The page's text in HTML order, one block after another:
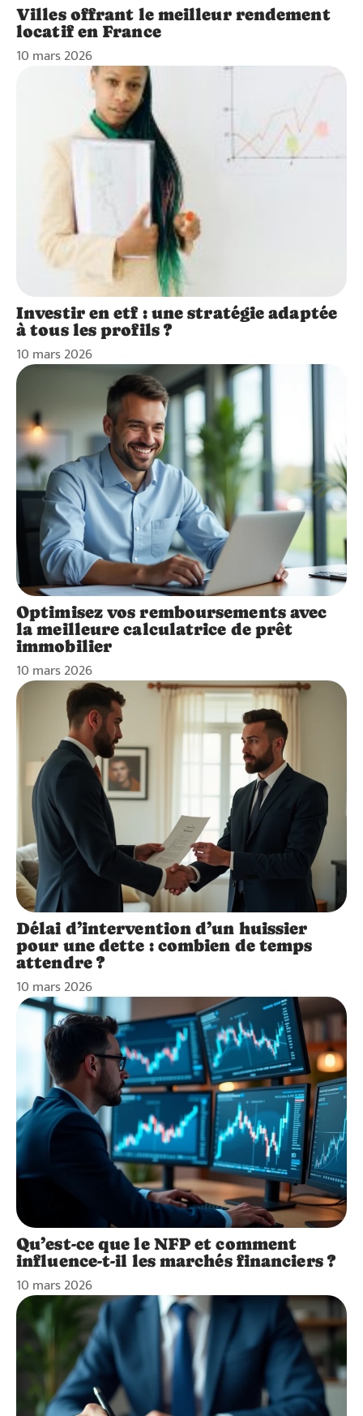
Villes offrant le meilleur rendement
locatif en France
10 mars 2026
Investir en etf : une stratégie adaptée
à tous les profils ?
10 mars 2026
Optimisez vos remboursements avec
la meilleure calculatrice de prêt
immobilier
10 mars 2026
Délai d’intervention d’un huissier
pour une dette : combien de temps
attendre ?
10 mars 2026
Qu’est-ce que le NFP et comment
influence-t-il les marchés financiers ?
10 mars 2026